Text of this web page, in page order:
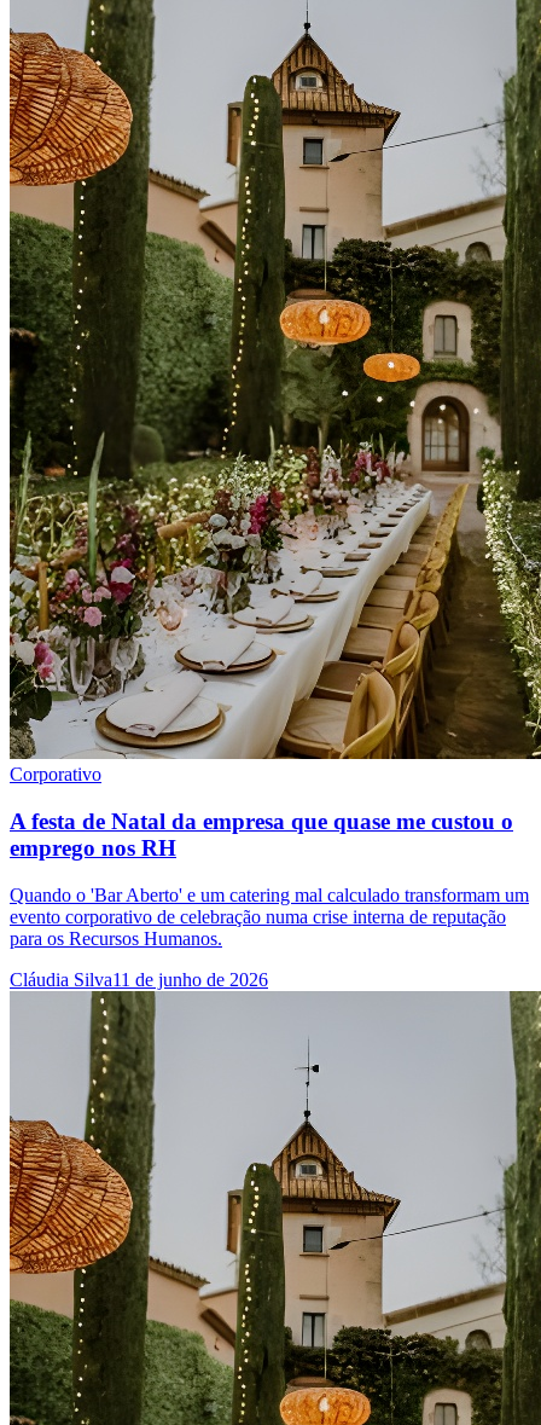
Corporativo
A festa de Natal da empresa que quase me custou o
emprego nos RH
Quando o 'Bar Aberto' e um catering mal calculado transformam um
evento corporativo de celebração numa crise interna de reputação
para os Recursos Humanos.
Cláudia Silva11 de junho de 2026